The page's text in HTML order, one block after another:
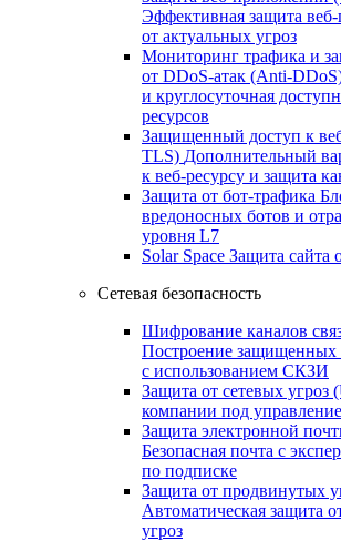
Эффективная защита
от актуальных угроз
Мониторинг трафика и
от DDoS‑атак
и круглосуточная
ресурсов
Защищенный доступ к
TLS) Дополнительный
к веб‑ресурсу и защита
Защита от бот‑трафика
вредоносных ботов и
уровня L7
Solar Space Защита сайта
Сетевая безопасность
Шифрование каналов
Построение защищенных
с использованием СКЗИ
Защита от сетевых угроз
компании под
Защита электронной
Безопасная почта с
по подписке
Защита от продвинутых
Автоматическая защита
угроз